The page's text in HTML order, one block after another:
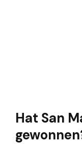
Hat San